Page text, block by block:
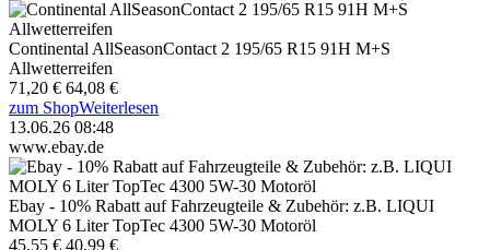
Continental AllSeasonContact 2 195/65 R15 91H M+S
Allwetterreifen
71,20 € 64,08 €
zum ShopWeiterlesen
13.06.26 08:48
www.ebay.de
Ebay - 10% Rabatt auf Fahrzeugteile & Zubehör: z.B. LIQUI
MOLY 6 Liter TopTec 4300 5W-30 Motoröl
45,55 € 40,99 €